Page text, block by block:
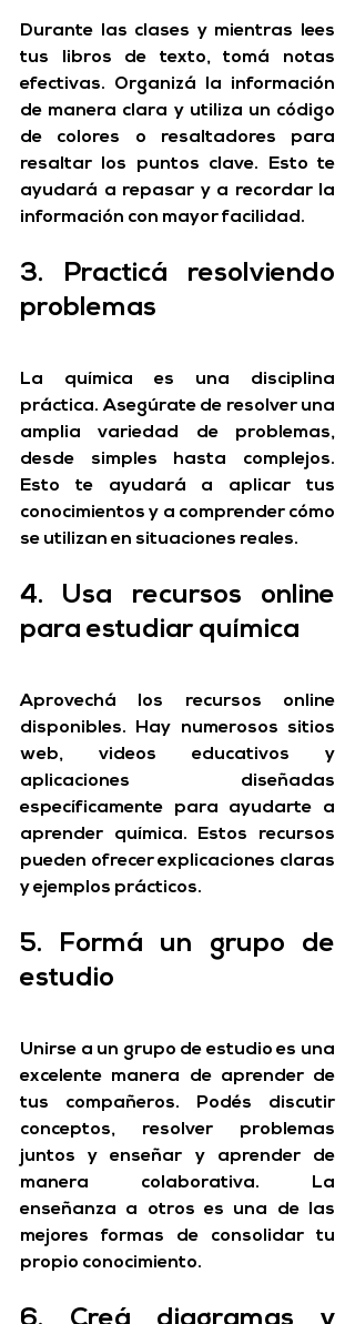
Durante las clases y mientras lees
tus libros de texto, tomá notas
efectivas. Organizá la información
de manera clara y utiliza un código
de colores o resaltadores para
resaltar los puntos clave. Esto te
ayudará a repasar y a recordar la
información con mayor facilidad.
3. Practicá resolviendo
problemas
La química es una disciplina
práctica. Asegúrate de resolver una
amplia variedad de problemas,
desde simples hasta complejos.
Esto te ayudará a aplicar tus
conocimientos y a comprender cómo
se utilizan en situaciones reales.
4. Usa recursos online
para estudiar química
Aprovechá los recursos online
disponibles. Hay numerosos sitios
web, videos educativos y
aplicaciones diseñadas
específicamente para ayudarte a
aprender química. Estos recursos
pueden ofrecer explicaciones claras
y ejemplos prácticos.
5. Formá un grupo de
estudio
Unirse a un grupo de estudio es una
excelente manera de aprender de
tus compañeros. Podés discutir
conceptos, resolver problemas
juntos y enseñar y aprender de
manera colaborativa. La
enseñanza a otros es una de las
mejores formas de consolidar tu
propio conocimiento.